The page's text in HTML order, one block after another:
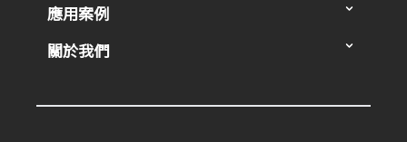
應用案例
關於我們